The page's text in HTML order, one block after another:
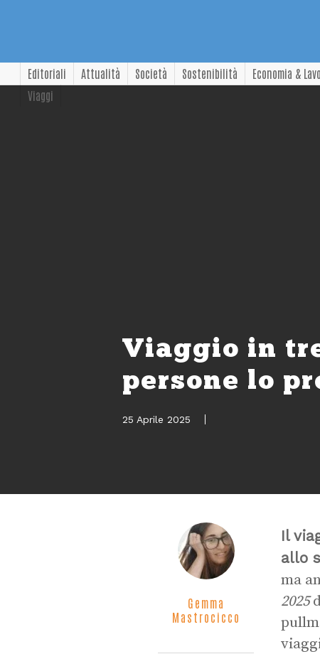
Editoriali Attualità Società Sostenibilità Economia &
Viaggi
Viaggio in
persone lo
25 Aprile 2025
Gemma
Mastrocicco
Il
allo
ma
2025